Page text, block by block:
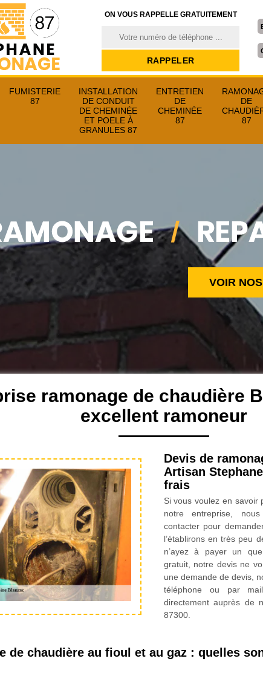
ON VOUS RAPPELLE GRATUITEMENT
FUMISTERIE
87
INSTALLATION
DE CONDUIT
DE CHEMINÉE
ET POELE À
GRANULES 87
ENTRETIEN
DE
CHEMINÉE
87
DE
87
VOIR
ramonage de chaudière
excellent ramoneur
Devis de
Artisan
frais
Si vous voulez en savoir
notre entreprise,
contacter pour
l’établirons en très peu
n’ayez à payer un
gratuit, notre devis ne
une demande de devis,
téléphone ou par
directement auprès de
87300.
de chaudière au fioul et au gaz : quelles